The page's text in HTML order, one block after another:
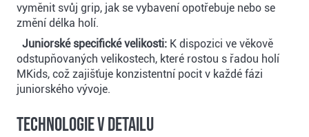
vyměnit svůj grip, jak se vybavení opotřebuje nebo se
změní délka holí.
Juniorské specifické velikosti: K dispozici ve věkově
odstupňovaných velikostech, které rostou s řadou holí
MKids, což zajišťuje konzistentní pocit v každé fázi
juniorského vývoje.
Technologie v detailu